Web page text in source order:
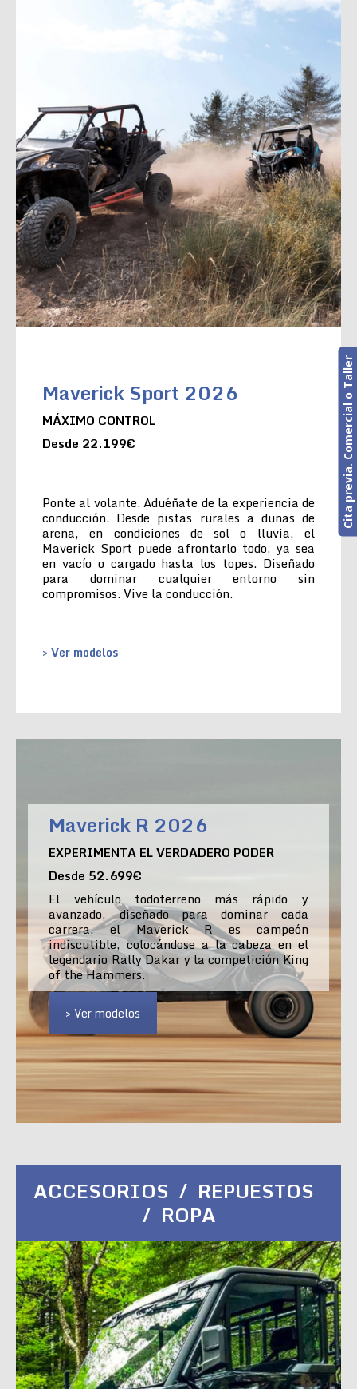
Maverick Sport 2026
MÁXIMO CONTROL
Desde 22.199€
Ponte al volante. Aduéñate de la experiencia de
conducción. Desde pistas rurales a dunas de
arena, en condiciones de sol o lluvia, el
Maverick Sport puede afrontarlo todo, ya sea
en vacío o cargado hasta los topes. Diseñado
para dominar cualquier entorno sin
compromisos. Vive la conducción.
> Ver modelos
Maverick R 2026
EXPERIMENTA EL VERDADERO PODER
Desde 52.699€
El vehículo todoterreno más rápido y
avanzado, diseñado para dominar cada
carrera, el Maverick R es campeón
indiscutible, colocándose a la cabeza en el
legendario Rally Dakar y la competición King
of the Hammers.
> Ver modelos
ACCESORIOS / REPUESTOS
/ ROPA
Cita previa. Comercial o Taller